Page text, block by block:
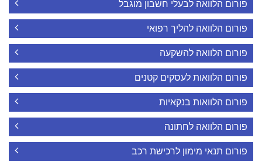
פורום הלוואה לבעלי חשבון מוגבל
פורום הלוואה להליך רפואי
פורום הלוואה להשקעה
פורום הלוואות לעסקים קטנים
פורום הלוואות בנקאיות
פורום הלוואה לחתונה
פורום תנאי מימון לרכישת רכב